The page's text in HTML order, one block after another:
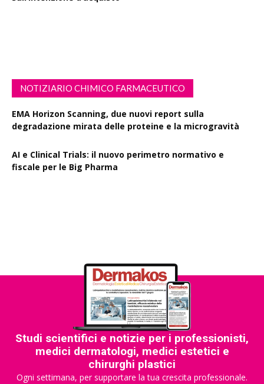
NOTIZIARIO CHIMICO FARMACEUTICO
EMA Horizon Scanning, due nuovi report sulla
degradazione mirata delle proteine e la microgravità
AI e Clinical Trials: il nuovo perimetro normativo e
fiscale per le Big Pharma
Studi scientifici e notizie per i professionisti,
medici dermatologi, medici estetici e
chirurghi plastici
Ogni settimana, per supportare la tua crescita professionale.